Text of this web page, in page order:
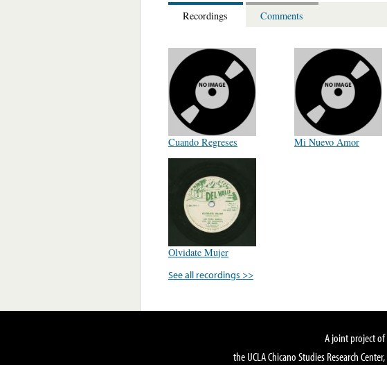
Recordings Comments
Cuando Regreses Mi Nuevo Amor
Olvidate Mujer
See all recordings >>
A joint project of
the UCLA Chicano Studies Research Center,